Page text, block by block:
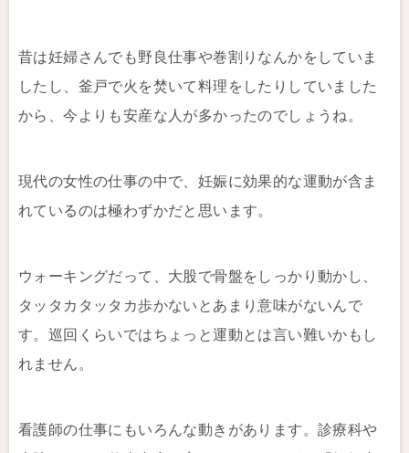
昔は妊婦さんでも野良仕事や巻割りなんかをしていま
したし、釜戸で火を焚いて料理をしたりしていました
から、今よりも安産な人が多かったのでしょうね。
現代の女性の仕事の中で、妊娠に効果的な運動が含ま
れているのは極わずかだと思います。
ウォーキングだって、大股で骨盤をしっかり動かし、
タッタカタッタカ歩かないとあまり意味がないんで
す。巡回くらいではちょっと運動とは言い難いかもし
れません。
看護師の仕事にもいろんな動きがあります。診療科や